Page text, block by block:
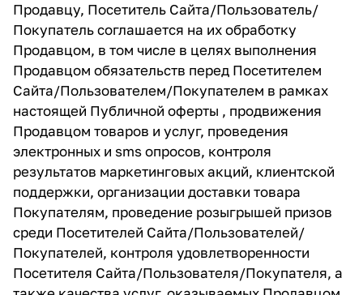
Продавцу, Посетитель Сайта/Пользователь/
Покупатель соглашается на их обработку
Продавцом, в том числе в целях выполнения
Продавцом обязательств перед Посетителем
Сайта/Пользователем/Покупателем в рамках
настоящей Публичной оферты , продвижения
Продавцом товаров и услуг, проведения
электронных и sms опросов, контроля
результатов маркетинговых акций, клиентской
поддержки, организации доставки товара
Покупателям, проведение розыгрышей призов
среди Посетителей Сайта/Пользователей/
Покупателей, контроля удовлетворенности
Посетителя Сайта/Пользователя/Покупателя, а